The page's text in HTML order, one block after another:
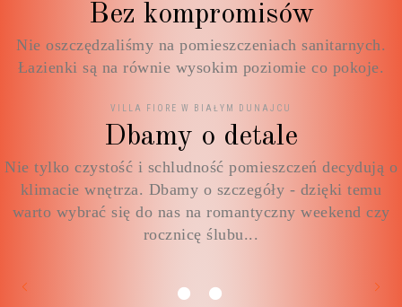
Bez kompromisów
Nie oszczędzaliśmy na pomieszczeniach sanitarnych.
Łazienki są na równie wysokim poziomie co pokoje.
VILLA FIORE W BIAŁYM DUNAJCU
Dbamy o detale
Nie tylko czystość i schludność pomieszczeń decydują o
klimacie wnętrza. Dbamy o szczegóły - dzięki temu
warto wybrać się do nas na romantyczny weekend czy
rocznicę ślubu...